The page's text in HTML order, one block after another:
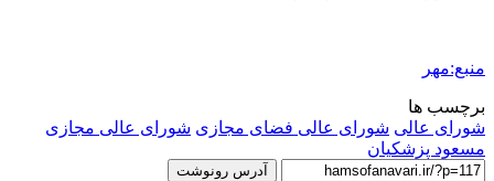
منبع:مهر
برچسب ها
شورای عالی شورای عالی فضای مجازی شورای عالی مجازی
مسعود پزشکیان
آدرس رونوشت